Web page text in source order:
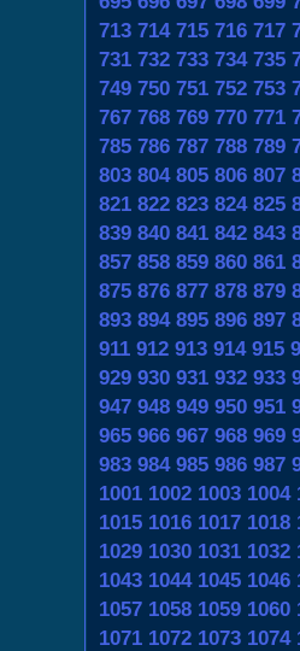
713 714 715 716 717
731 732 733 734 735
749 750 751 752 753
767 768 769 770 771
785 786 787 788 789
803 804 805 806 807
821 822 823 824 825
839 840 841 842 843
857 858 859 860 861
875 876 877 878 879
893 894 895 896 897
911 912 913 914 915
929 930 931 932 933
947 948 949 950 951
965 966 967 968 969
983 984 985 986 987
1001 1002 1003 1004
1015 1016 1017 1018
1029 1030 1031 1032
1043 1044 1045 1046
1057 1058 1059 1060
1071 1072 1073 1074